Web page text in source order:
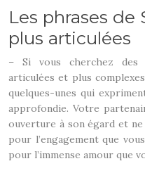
Les phrases de
plus articulées
– Si vous cherchez des
articulées et plus
quelques-unes qui
approfondie. Votre
ouverture à son égard et ne
pour l’engagement que
pour l’immense amour que